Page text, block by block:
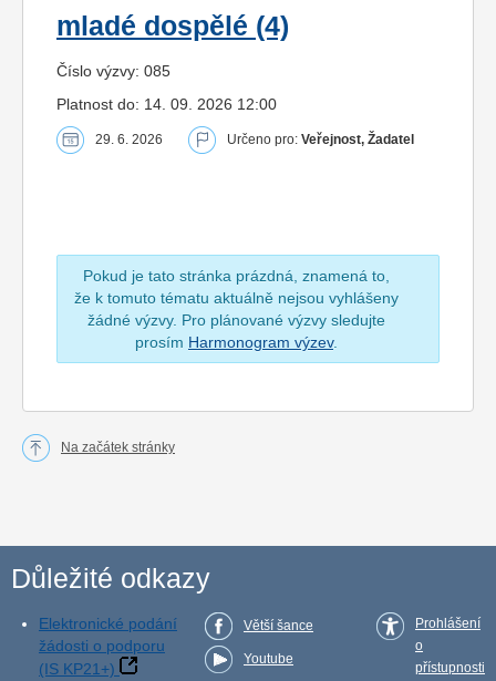
mladé dospělé (4)
Číslo výzvy: 085
Platnost do: 14. 09. 2026 12:00
29. 6. 2026 Určeno pro: Veřejnost, Žadatel
Pokud je tato stránka prázdná, znamená to,
že k tomuto tématu aktuálně nejsou vyhlášeny
žádné výzvy. Pro plánované výzvy sledujte
prosím Harmonogram výzev.
Na začátek stránky
Důležité odkazy
Elektronické podání
žádosti o podporu
(IS KP21+)
Větší šance
Youtube
Prohlášení
o
přístupnosti